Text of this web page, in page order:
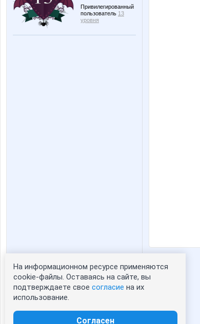
Привилегированный
пользователь 13
уровня
Статистика портрета:
сейчас просматривают портрет - 0
зарегистрированные пользователи
На информационном ресурсе применяются
cookie-файлы. Оставаясь на сайте, вы
подтверждаете свое согласие на их
использование.
Согласен